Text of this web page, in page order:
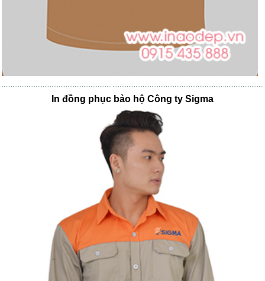
In đồng phục bảo hộ Công ty Sigma